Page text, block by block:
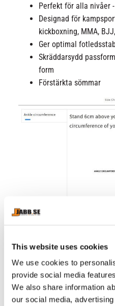
This website uses cookies
We use cookies to
provide social media
We also share information
our social media,
Perfekt för alla nivåer
Designad för
kickboxning, MMA,
Ger optimal
Skräddarsydd
form
Förstärkta sömmar